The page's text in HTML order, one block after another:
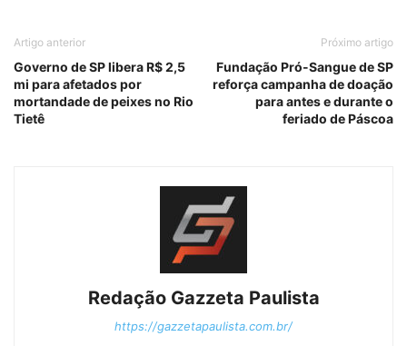
Artigo anterior
Governo de SP libera R$ 2,5
mi para afetados por
mortandade de peixes no Rio
Tietê
Próximo artigo
Fundação Pró-Sangue de SP
reforça campanha de doação
para antes e durante o
feriado de Páscoa
Redação Gazzeta Paulista
https://gazzetapaulista.com.br/